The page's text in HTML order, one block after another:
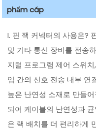
phẩm cáp
I. 핀 잭 커넥터의 사용은?
및 기타 통신 장비를 전송
지털 프로그램 제어 스위
임 간의 신호 전송 내부 연
높은 난연성 소재로 만들
되어 케이블의 난연성과
은 랙 배치를 더 편리하게